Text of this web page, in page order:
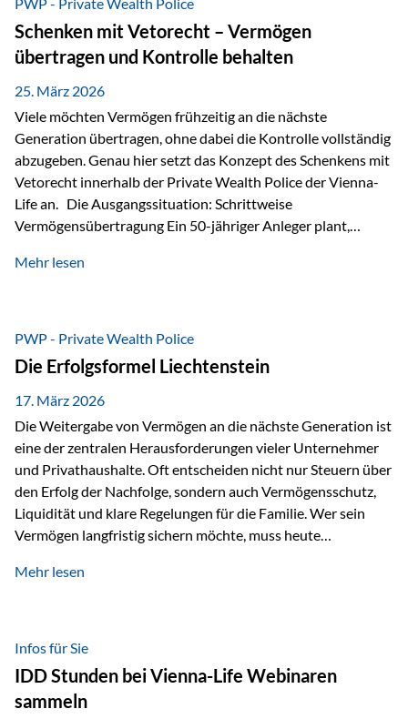
Staatsfinanzierung: Liechtenstein weist keine
Staatsschulden auf, und der Schutz der wirtschaftlichen
Interessen der Bevölkerung ist in der Verfassung verankert.
Besonders hervorzuheben ist hierbei Artikel 14 der
liechtensteinischen Verfassung. Darin…
Schenken mit Vetorecht – Vermögen
übertragen und Kontrolle behalten
25. März 2026
Viele möchten Vermögen frühzeitig an die nächste
Generation übertragen, ohne dabei die Kontrolle vollständig
abzugeben. Genau hier setzt das Konzept des Schenkens mit
Vetorecht innerhalb der Private Wealth Police der Vienna-
Life an. Die Ausgangssituation: Schrittweise
Vermögensübertragung Ein 50-jähriger Anleger plant,
der steuerliche Freibetrag optimal genutzt werden, sondern
strukturierte, langfristige Vermögensübertragung, ohne die
Kontrolle vollständig aus der Hand zu geben. Die Lösung:
Abschmelzung mit Vetorecht Die Umsetzung erfolgt über die
Private Wealth Police…
Mehr lesen
PWP - Private Wealth Police
Die Erfolgsformel Liechtenstein
17. März 2026
Die Weitergabe von Vermögen an die nächste Generation ist
eine der zentralen Herausforderungen vieler Unternehmer
und Privathaushalte. Oft entscheiden nicht nur Steuern über
den Erfolg der Nachfolge, sondern auch Vermögensschutz,
Liquidität und klare Regelungen für die Familie. Wer sein
Vermögen langfristig sichern möchte, muss heute
„Erfolgsformel Liechtenstein“, herausgegeben und verfasst
Vermögensschutz strategisch miteinander verbindet.
Warum klassische Nachfolgeplanung oft scheitert Viele
Vermögen werden erst im Todesfall übertragen. Das kann zu
Problemen führen: Hohe Erbschaftsteuern Streitigkeiten
Mehr lesen
Infos für Sie
IDD Stunden bei Vienna-Life Webinaren
sammeln